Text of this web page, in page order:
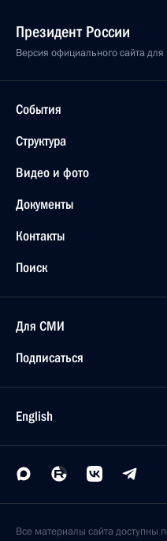
Президент России
Версия официального сайта
События
Структура
Видео и фото
Документы
Контакты
Поиск
Для СМИ
Подписаться
English
Все материалы сайта доступны